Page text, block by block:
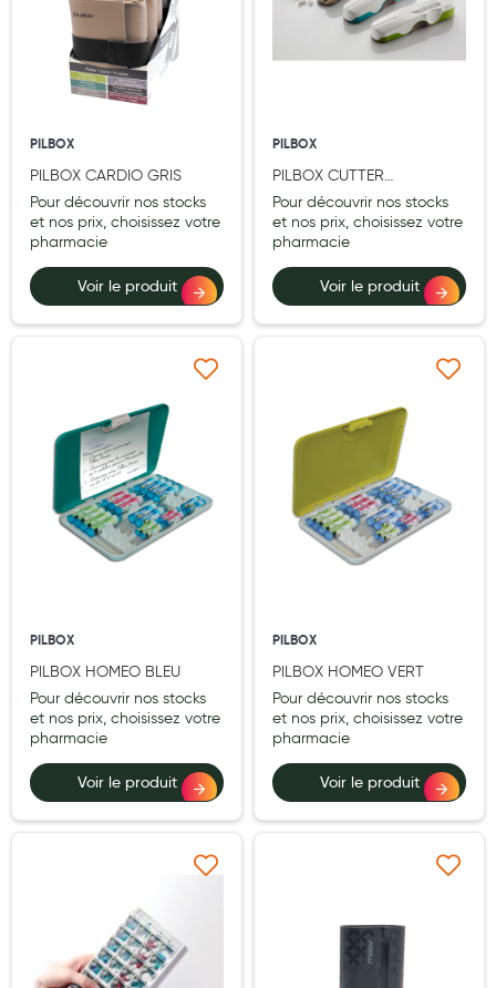
Aromathérapie
Diététique minceur
Phytothérapie
Régimes médicaux
Gemmothérapie
Confiserie
Voies respiratoires
Oligothérapie
Premiers soins
Pansements
Hygiène nasale
Antibactériens
Anti-poux
Solaire et moustique
Piqûres insectes
Appareils
Accessoires pieds et semelles
Soins ORL
PILBOX
PILBOX CARDIO GRIS
Pour découvrir nos stocks
et nos prix, choisissez votre
pharmacie
Voir le produit
PILBOX
PILBOX CUTTER
TURQUOISE
Pour découvrir nos stocks
et nos prix, choisissez votre
pharmacie
Voir le produit
PILBOX
PILBOX HOMEO BLEU
Pour découvrir nos stocks
et nos prix, choisissez votre
pharmacie
Voir le produit
Ajouter à ma liste d’envie
PILBOX
PILBOX HOMEO VERT
Pour découvrir nos stocks
et nos prix, choisissez votre
pharmacie
Voir le produit
Ajouter à ma liste
Ajouter à ma liste d’envie Ajouter à ma liste